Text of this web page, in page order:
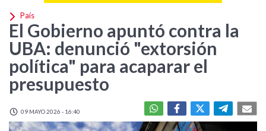
País
El Gobierno apuntó contra la
UBA: denunció "extorsión
política" para acaparar el
presupuesto
09 MAYO 2026 - 16:40